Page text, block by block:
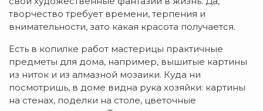
творчество требует времени, терпения и
внимательности, зато какая красота получается.
Есть в копилке работ мастерицы практичные
предметы для дома, например, вышитые картины
из ниток и из алмазной мозаики. Куда ни
посмотришь, в доме видна рука хозяйки: картины
на стенах, поделки на столе, цветочные